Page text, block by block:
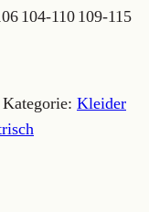
104-110 109-115
Kategorie: Kleider